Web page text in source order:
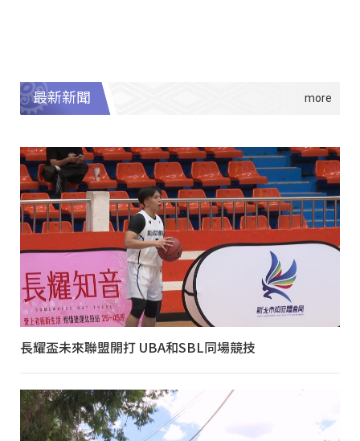
最新新聞
長耀盃未來聯盟開打 UBA和SBL同場競技